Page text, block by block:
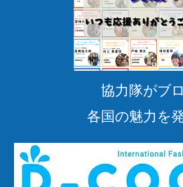
協力隊がブ
各国の魅力を